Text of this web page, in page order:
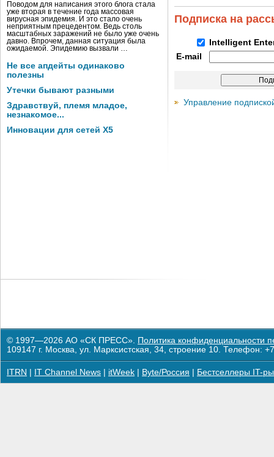
Поводом для написания этого блога стала
уже вторая в течение года массовая
вирусная эпидемия. И это стало очень
неприятным прецедентом. Ведь столь
масштабных заражений не было уже очень
давно. Впрочем, данная ситуация была
ожидаемой. Эпидемию вызвали …
Не все апдейты одинаково
полезны
Утечки бывают разными
Здравствуй, племя младое,
незнакомое...
Инновации для сетей X5
Подписка на
Intelligent
E-mail
Управление
© 1997—2026 АО «СК ПРЕСС». Политика конфиденциальности
109147 г. Москва, ул. Марксистская, 34, строение 10. Телефон:
ITRN IT Channel News itWeek Byte/Россия Бестселлеры IT-